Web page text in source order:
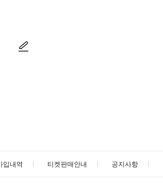
입내역 티켓판매안내 공지사항